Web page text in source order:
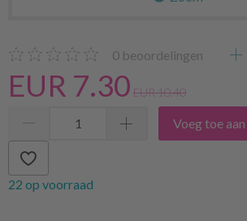
0 beoordelingen
EUR 7.30 EUR 10.40
Voeg toe
22 op voorraad